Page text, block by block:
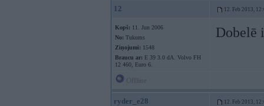
12 12. Feb 2013,
Kopš: 11. Jun 2006
No: Tukums
Ziņojumi: 1548
Braucu ar: E 39 3.0 dA. Volvo FH
12 460, Euro 6.
Dobelē
ryder_e28 12. Feb 2013,